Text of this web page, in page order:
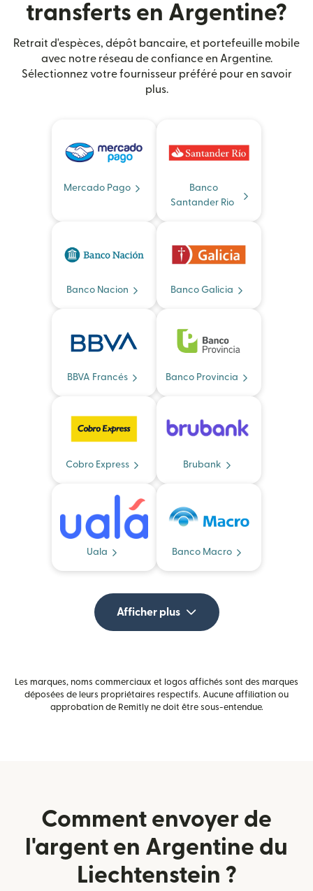
transferts en Argentine?
Retrait d'espèces, dépôt bancaire, et portefeuille mobile
avec notre réseau de confiance en Argentine.
Sélectionnez votre fournisseur préféré pour en savoir
plus.
Mercado Pago
Banco
Santander Rio
Banco Nacion Banco Galicia
BBVA Francés Banco Provincia
Cobro Express Brubank
Uala Banco Macro
Afficher plus
Les marques, noms commerciaux et logos affichés sont des marques
déposées de leurs propriétaires respectifs. Aucune affiliation ou
approbation de Remitly ne doit être sous-entendue.
Comment envoyer de
l'argent en Argentine du
Liechtenstein ?